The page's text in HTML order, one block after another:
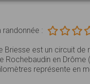
randonnée :
Briesse est un circuit de
Rochebaudin en Drôme
représente en